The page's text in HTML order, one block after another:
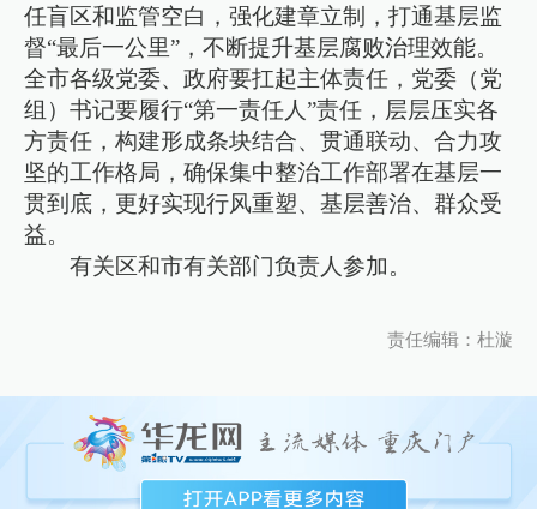
任盲区和监管空白，强化建章立制，打通基层监
督“最后一公里”，不断提升基层腐败治理效能。
全市各级党委、政府要扛起主体责任，党委（党
组）书记要履行“第一责任人”责任，层层压实各
方责任，构建形成条块结合、贯通联动、合力攻
坚的工作格局，确保集中整治工作部署在基层一
贯到底，更好实现行风重塑、基层善治、群众受
益。
有关区和市有关部门负责人参加。
责任编辑：杜漩